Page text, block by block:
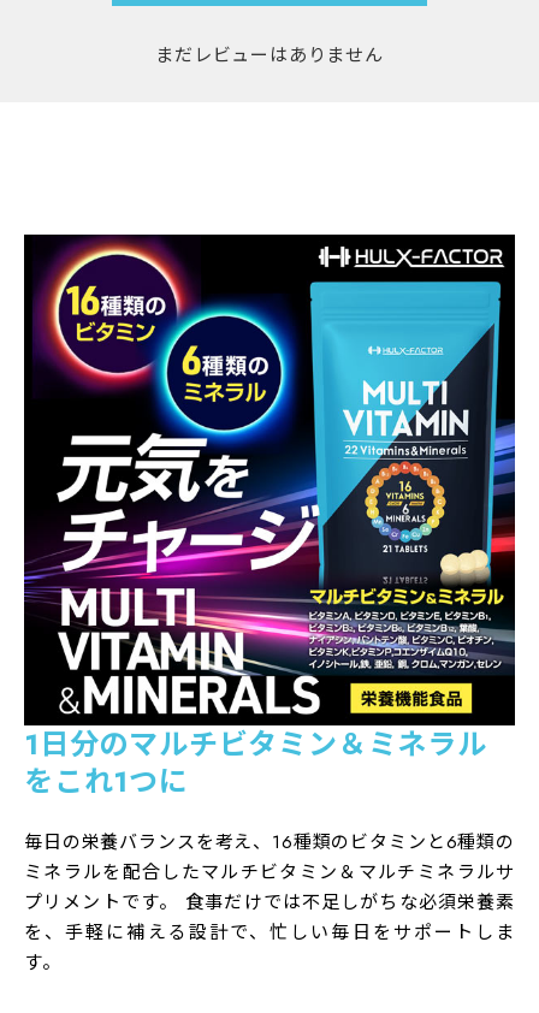
ハルクファクター マルチビタミン＆ミネラル
区分
ビタミン・ミネラル含有加工食品
まだレビューはありません
1日分のマルチビタミン＆ミネラル
をこれ1つに
毎日の栄養バランスを考え、16種類のビタミンと6種類の
ミネラルを配合したマルチビタミン＆マルチミネラルサ
プリメントです。 食事だけでは不足しがちな必須栄養素
を、手軽に補える設計で、忙しい毎日をサポートしま
す。